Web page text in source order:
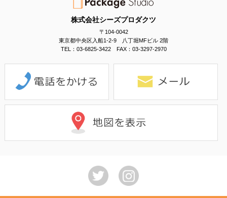
株式会社シーズプロダクツ
〒104-0042
東京都中央区入船1-2-9 八丁堀MFビル 2階
TEL：03-6825-3422 FAX：03-3297-2970